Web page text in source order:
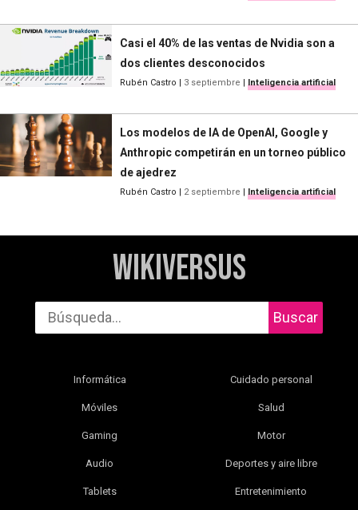
Casi el 40% de las ventas de Nvidia son a
dos clientes desconocidos
Rubén Castro | 3 septiembre | Inteligencia artificial
Los modelos de IA de OpenAI, Google y
Anthropic competirán en un torneo público
de ajedrez
Rubén Castro | 2 septiembre | Inteligencia artificial
WikiVersus
Buscar
Informática
Móviles
Gaming
Audio
Tablets
Cuidado personal
Salud
Motor
Deportes y aire libre
Entretenimiento